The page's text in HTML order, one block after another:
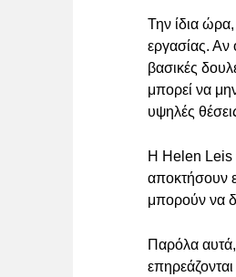
Την ίδια
εργασίας. Αν
βασικές
μπορεί να
υψηλές
Η Helen Leis
αποκτήσουν
μπορούν να
Παρόλα αυτά,